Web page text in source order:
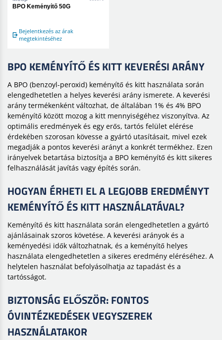
BPO Keményítő 50G
Bejelentkezés az árak
megtekintéséhez
BPO KEMÉNYÍTŐ ÉS KITT KEVERÉSI ARÁNY
A BPO (benzoyl-peroxid) keményítő és kitt használata során
elengedhetetlen a helyes keverési arány ismerete. A keverési
arány termékenként változhat, de általában 1% és 4% BPO
keményítő között mozog a kitt mennyiségéhez viszonyítva. Az
optimális eredmények és egy erős, tartós felület elérése
érdekében szorosan kövesse a gyártó utasításait, mivel ezek
megadják a pontos keverési arányt a konkrét termékhez. Ezen
irányelvek betartása biztosítja a BPO keményítő és kitt sikeres
felhasználását javítás vagy építés során.
HOGYAN ÉRHETI EL A LEGJOBB EREDMÉNYT
KEMÉNYÍTŐ ÉS KITT HASZNÁLATÁVAL?
Keményítő és kitt használata során elengedhetetlen a gyártó
ajánlásainak szoros követése. A keverési arányok és a
keményedési idők változhatnak, és a keményítő helyes
használata elengedhetetlen a sikeres eredmény eléréséhez. A
helytelen használat befolyásolhatja az tapadást és a
tartósságot.
BIZTONSÁG ELŐSZÖR: FONTOS
ÓVINTÉZKEDÉSEK VEGYSZEREK
HASZNÁLATAKOR